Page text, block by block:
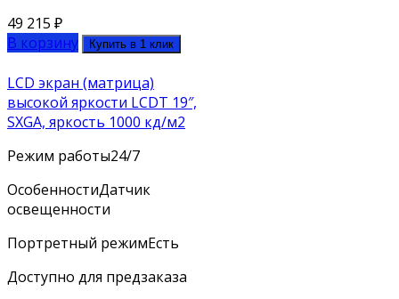
49 215 ₽
В корзину
Купить в 1 клик
LCD экран (матрица)
высокой яркости LCDT 19″,
SXGA, яркость 1000 кд/м2
Режим работы24/7
ОсобенностиДатчик
освещенности
Портретный режимЕсть
Доступно для предзаказа